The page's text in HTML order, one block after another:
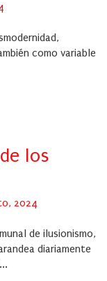
como variable
los
2024
de ilusionismo,
diariamente